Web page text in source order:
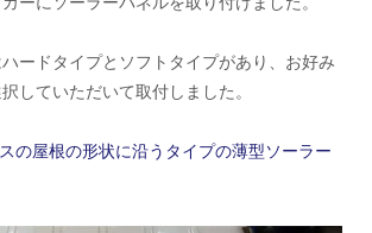
ードタイプとソフトタイプがあり、お好み
していただいて取付しました。
の屋根の形状に沿うタイプの薄型ソーラー